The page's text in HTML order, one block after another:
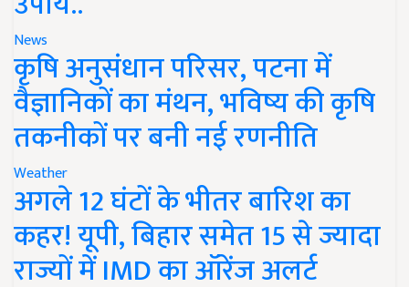
News
कृषि अनुसंधान परिसर, पटना में
वैज्ञानिकों का मंथन, भविष्य की कृषि
तकनीकों पर बनी नई रणनीति
Weather
अगले 12 घंटों के भीतर बारिश का
कहर! यूपी, बिहार समेत 15 से ज्यादा
राज्यों में IMD का ऑरेंज अलर्ट